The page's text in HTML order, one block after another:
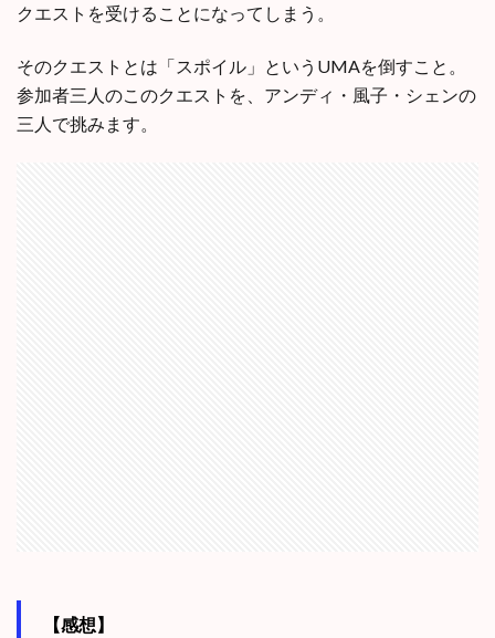
クエストを受けることになってしまう。
そのクエストとは「スポイル」というUMAを倒すこと。
参加者三人のこのクエストを、アンディ・風子・シェンの
三人で挑みます。
【感想】